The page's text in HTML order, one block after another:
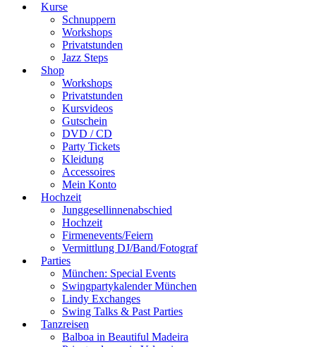
Kurse
Schnuppern
Workshops
Privatstunden
Jazz Steps
Shop
Workshops
Privatstunden
Kursvideos
Gutschein
DVD / CD
Party Tickets
Kleidung
Accessoires
Mein Konto
Hochzeit
Junggesellinnenabschied
Hochzeit
Firmenevents/Feiern
Vermittlung DJ/Band/Fotograf
Parties
München: Special Events
Swingpartykalender München
Lindy Exchanges
Swing Talks & Past Parties
Tanzreisen
Balboa in Beautiful Madeira